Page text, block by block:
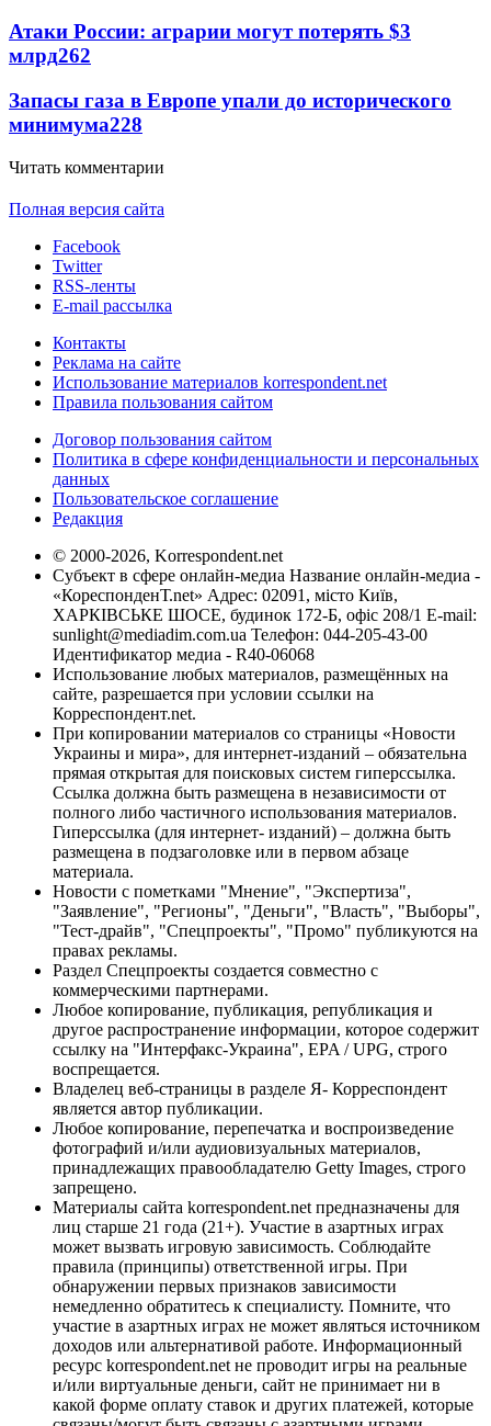
Атаки России: аграрии могут потерять $3
млрд262
Запасы газа в Европе упали до исторического
минимума228
Читать комментарии
Полная версия сайта
Facebook
Twitter
RSS-ленты
E-mail рассылка
Контакты
Реклама на сайте
Использование материалов korrespondent.net
Правила пользования сайтом
Договор пользования сайтом
Политика в сфере конфиденциальности и персональных
данных
Пользовательское соглашение
Редакция
© 2000-2026, Korrespondent.net
Субъект в сфере онлайн-медиа Название онлайн-медиа -
«КореспонденТ.net» Адрес: 02091, місто Київ,
ХАРКІВСЬКЕ ШОСЕ, будинок 172-Б, офіс 208/1 E-mail:
sunlight@mediadim.com.ua Телефон: 044-205-43-00
Идентификатор медиа - R40-06068
Использование любых материалов, размещённых на
сайте, разрешается при условии ссылки на
Корреспондент.net.
При копировании материалов со страницы «Новости
Украины и мира», для интернет-изданий – обязательна
прямая открытая для поисковых систем гиперссылка.
Ссылка должна быть размещена в независимости от
полного либо частичного использования материалов.
Гиперссылка (для интернет- изданий) – должна быть
размещена в подзаголовке или в первом абзаце
материала.
Новости с пометками "Мнение", "Экспертиза",
"Заявление", "Регионы", "Деньги", "Власть", "Выборы",
"Тест-драйв", "Спецпроекты", "Промо" публикуются на
правах рекламы.
Раздел Спецпроекты создается совместно с
коммерческими партнерами.
Любое копирование, публикация, републикация и
другое распространение информации, которое содержит
ссылку на "Интерфакс-Украина", EPA / UPG, строго
воспрещается.
Владелец веб-страницы в разделе Я- Корреспондент
является автор публикации.
Любое копирование, перепечатка и воспроизведение
фотографий и/или аудиовизуальных материалов,
принадлежащих правообладателю Getty Images, строго
запрещено.
Материалы сайта korrespondent.net предназначены для
лиц старше 21 года (21+). Участие в азартных играх
может вызвать игровую зависимость. Соблюдайте
правила (принципы) ответственной игры. При
обнаружении первых признаков зависимости
немедленно обратитесь к специалисту. Помните, что
участие в азартных играх не может являться источником
доходов или альтернативой работе. Информационный
ресурс korrespondent.net не проводит игры на реальные
и/или виртуальные деньги, сайт не принимает ни в
какой форме оплату ставок и других платежей, которые